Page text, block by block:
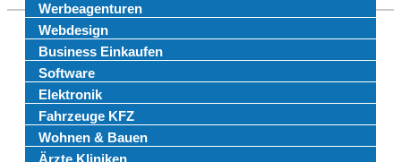
Werbeagenturen
Webdesign
Business Einkaufen
Software
Elektronik
Fahrzeuge KFZ
Wohnen & Bauen
Ärzte Kliniken